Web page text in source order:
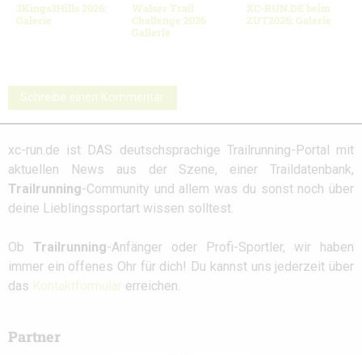
3Kings3Hills 2026:
Galerie
Walser Trail
Challenge 2026
Gallerie
XC-RUN.DE beim
ZUT2026: Galerie
Schreibe einen Kommentar
xc-run.de ist DAS deutschsprachige Trailrunning-Portal mit
aktuellen News aus der Szene, einer Traildatenbank,
Trailrunning-Community und allem was du sonst noch über
deine Lieblingssportart wissen solltest.
Ob Trailrunning-Anfänger oder Profi-Sportler, wir haben
immer ein offenes Ohr für dich! Du kannst uns jederzeit über
das Kontaktformular erreichen.
Partner